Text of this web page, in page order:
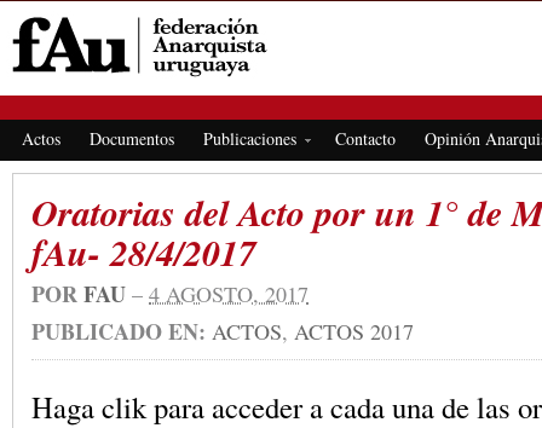
Actos Documentos Publicaciones Contacto Opinión
Oratorias del Acto por un 1° de
fAu- 28/4/2017
PORFAU – 4 AGOSTO, 2017
PUBLICADO EN: ACTOS, ACTOS 2017
Haga clik para acceder a cada una de las